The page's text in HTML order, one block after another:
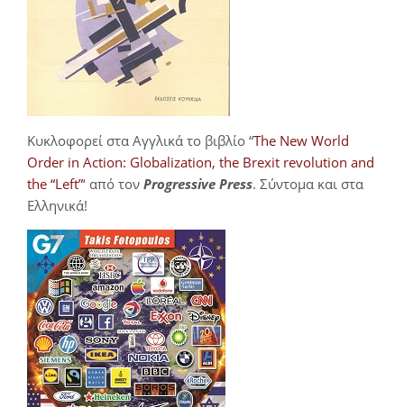
Κυκλοφορεί στα Αγγλικά το βιβλίο “The New World
Order in Action: Globalization, the Brexit revolution and
the “Left”‘ από τον Progressive Press. Σύντομα και στα
Ελληνικά!